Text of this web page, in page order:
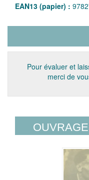
EAN13 (papier) :
Pour évaluer et
merci de